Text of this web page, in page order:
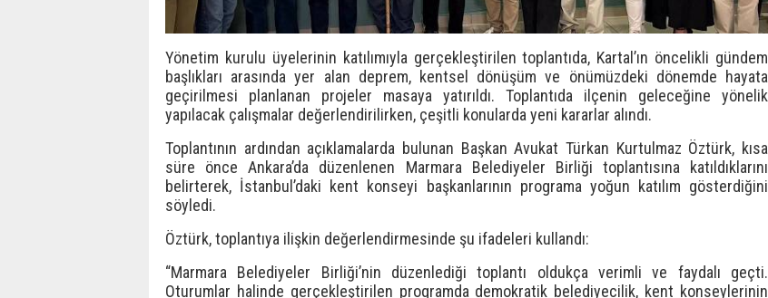
Yönetim kurulu üyelerinin katılımıyla gerçekleştirilen toplantıda, Kartal’ın öncelikli gündem
başlıkları arasında yer alan deprem, kentsel dönüşüm ve önümüzdeki dönemde hayata
geçirilmesi planlanan projeler masaya yatırıldı. Toplantıda ilçenin geleceğine yönelik
yapılacak çalışmalar değerlendirilirken, çeşitli konularda yeni kararlar alındı.
Toplantının ardından açıklamalarda bulunan Başkan Avukat Türkan Kurtulmaz Öztürk, kısa
süre önce Ankara’da düzenlenen Marmara Belediyeler Birliği toplantısına katıldıklarını
belirterek, İstanbul’daki kent konseyi başkanlarının programa yoğun katılım gösterdiğini
söyledi.
Öztürk, toplantıya ilişkin değerlendirmesinde şu ifadeleri kullandı:
“Marmara Belediyeler Birliği’nin düzenlediği toplantı oldukça verimli ve faydalı geçti.
Oturumlar halinde gerçekleştirilen programda demokratik belediyecilik, kent konseylerinin